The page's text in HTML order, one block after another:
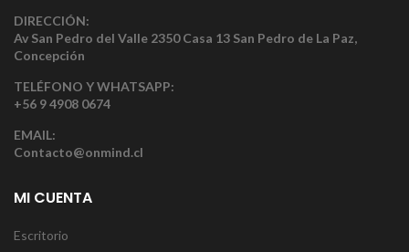
DIRECCIÓN:
Av San Pedro del Valle 2350 Casa 13 San Pedro de La Paz,
Concepción
TELÉFONO Y WHATSAPP:
+56 9 4908 0674
EMAIL:
Contacto@onmind.cl
MI CUENTA
Escritorio